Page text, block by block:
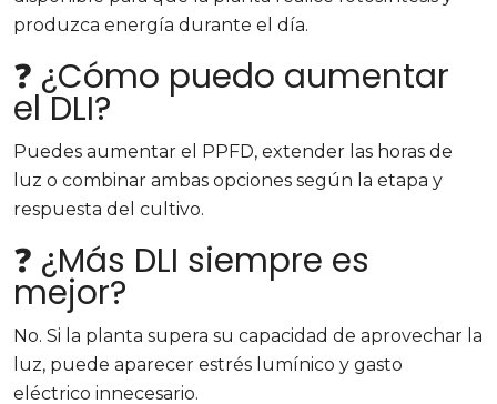
produzca energía durante el día.
❓ ¿Cómo puedo aumentar
el DLI?
Puedes aumentar el PPFD, extender las horas de
luz o combinar ambas opciones según la etapa y
respuesta del cultivo.
❓ ¿Más DLI siempre es
mejor?
No. Si la planta supera su capacidad de aprovechar la
luz, puede aparecer estrés lumínico y gasto
eléctrico innecesario.